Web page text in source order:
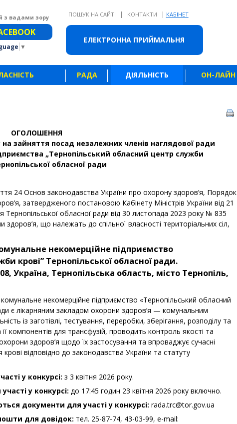
ЕЛЕКТРОННА ПРИЙМАЛЬНЯ
вадами зору Звичайна версія сайту
▼
ПОШУК НА САЙТІ | КОНТАКТИ | КАБІНЕТ
РАДА ДІЯЛЬНІСТЬ ОН-ЛАЙН
ОГОЛОШЕННЯ
зайняття посад незалежних членів наглядової ради
„Тернопільський обласний центр служби
обласної ради
24 Основ законодавства України про охорону здоров’я, Порядок
затвердженого постановою Кабінету Міністрів України від 21
обласної ради від 30 листопада 2023 року № 835
що належать до спільної власності територіальних сіл,
некомерційне підприємство
крові” Тернопільської обласної ради.
Україна, Тернопільська область, місто Тернопіль,
комунальне некомерційне підприємство «Тернопільський обласний
є лікарняним закладом охорони здоров’я — комунальним
із заготівлі, тестування, переробки, зберігання, розподілу та
компонентів для трансфузій, проводить контроль якості та
здоров’я щодо їх застосування та впроваджує сучасні
відповідно до законодавства України та статуту
у конкурсі: з 3 квітня 2026 року.
у конкурсі: до 17:45 годин 23 квітня 2026 року включно.
документи для участі у конкурсі: rada.trc@tor.gov.ua
для довідок: тел. 25-87-74, 43-03-99, e-mail: